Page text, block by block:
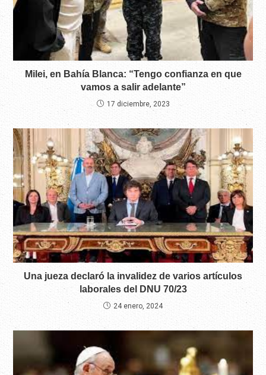
Milei, en Bahía Blanca: “Tengo confianza en que
vamos a salir adelante”
17 diciembre, 2023
Una jueza declaró la invalidez de varios artículos
laborales del DNU 70/23
24 enero, 2024